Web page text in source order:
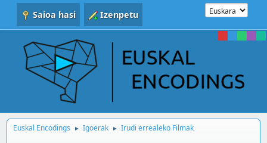
Saioa hasi Izenpetu
Euskal Encodings ► Igoerak ► Irudi errealeko Filmak